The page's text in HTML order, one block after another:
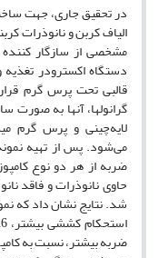
در تحقیق جاری، جهت
الیاف کربن و نانوذرات
مشخصی از سازگار کننده
دستگاه اکسترودر
قالبی تحت پرس گرم
گرانولها، آنها به صورت
لایه‌چینی و پرس گرم
می‌شود. پس از تهیه
ضربه از هر دو نوع
حاوی نانوذرات و فاقد
ضربه بیشتر، نسبت به